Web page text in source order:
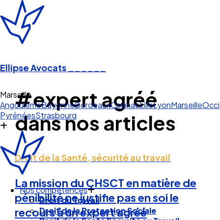
Ellipse Avocats
Marseille
AngoulêmeBayonneBordeauxCognacLilleLyonMarseille
PyrénéesStrasbourg
Nos compétences
Droit du Travail
Droit de la Protection Sociale
#expert agréé
dans nos articles
Droit de la Santé, sécurité au travail
La mission du CHSCT en matière de
pénibilité ne justifie pas en soi le
recours à un expert agréé